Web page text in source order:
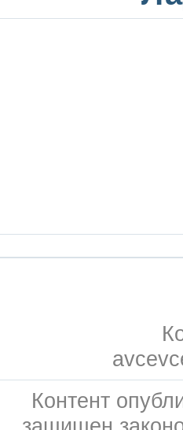
Контент